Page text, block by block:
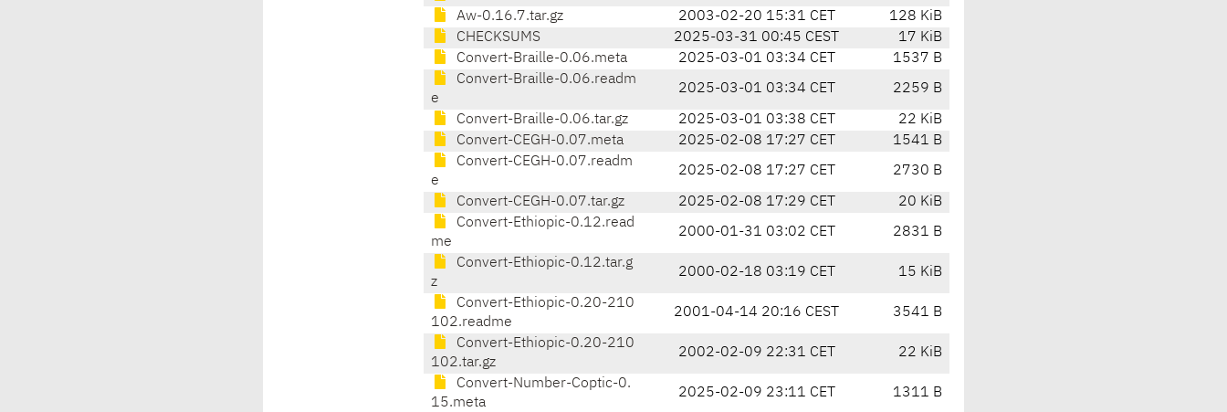
Aw-0.16.7.tar.gz
2003-02-20 15:31 CET
128 KiB
CHECKSUMS
2025-03-31 00:45 CEST
17 KiB
Convert-Braille-0.06.meta
2025-03-01 03:34 CET
1537 B
Convert-Braille-0.06.readm
e
2025-03-01 03:34 CET 2259 B
Convert-Braille-0.06.tar.gz 2025-03-01 03:38 CET
22 KiB
Convert-CEGH-0.07.meta
2025-02-08 17:27 CET
1541 B
Convert-CEGH-0.07.readm
e
2025-02-08 17:27 CET 2730 B
Convert-CEGH-0.07.tar.gz 2025-02-08 17:29 CET
20 KiB
Convert-Ethiopic-0.12.read
me
2000-01-31 03:02 CET 2831 B
Convert-Ethiopic-0.12.tar.g
z
2000-02-18 03:19 CET 15 KiB
Convert-Ethiopic-0.20-210
102.readme
2001-04-14 20:16 CEST 3541 B
Convert-Ethiopic-0.20-210
102.tar.gz
2002-02-09 22:31 CET 22 KiB
Convert-Number-Coptic-0.
15.meta
2025-02-09 23:11 CET 1311 B